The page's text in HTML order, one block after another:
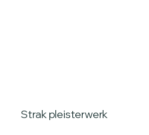
Strak pleisterwerk